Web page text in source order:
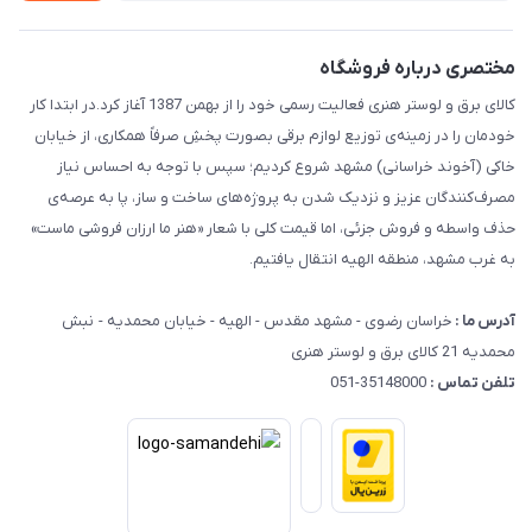
مختصری درباره فروشگاه
کالای برق و لوستر هنری فعالیت رسمی خود را از بهمن 1387 آغاز کرد.در ابتدا کار
خودمان را در زمینه‌ی توزیع لوازم برقی بصورت پخشِ صرفاً همکاری، از خیابان
خاکی (آخوند خراسانی) مشهد شروع کردیم؛ سپس با توجه به احساس نیاز
مصرف‌کنندگان عزیز و نزدیک شدن به پروژه‌های ساخت و ساز، پا به عرصه‌ی
حذف واسطه و فروش جزئی، اما قیمت کلی با شعار «هنر ما ارزان فروشی ماست»
به غرب مشهد، منطقه الهیه انتقال یافتیم.
آدرس ما : خراسان رضوی - مشهد مقدس - الهیه - خیابان محمدیه - نبش
محمدیه 21 کالای برق و لوستر هنری
تلفن تماس :